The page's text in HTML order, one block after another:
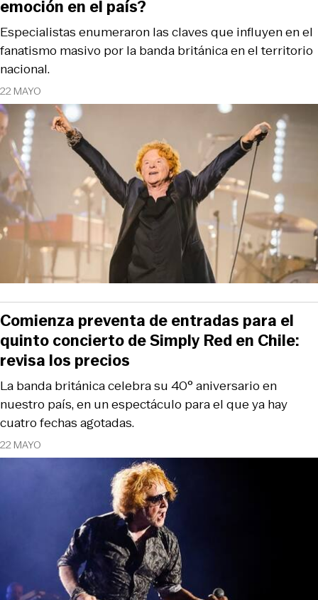
22 MAYO
Especialistas enumeraron las claves que influyen en el
fanatismo masivo por la banda británica en el territorio
nacional.
emoción en el país?
22 MAYO
La banda británica celebra su 40° aniversario en
nuestro país, en un espectáculo para el que ya hay
cuatro fechas agotadas.
Comienza preventa de entradas para el
quinto concierto de Simply Red en Chile:
revisa los precios